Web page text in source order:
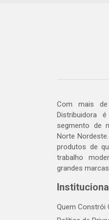
Com mais
Distribuidora
segmento de
Norte
produtos de
trabalho
grandes
Quem Constrói